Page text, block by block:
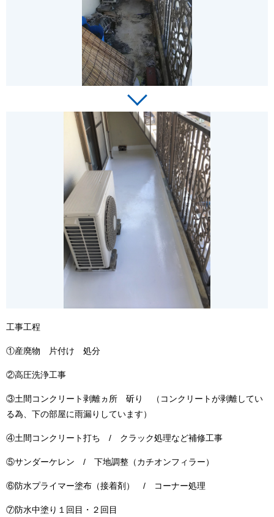
工事工程
①産廃物 片付け 処分
②高圧洗浄工事
③土間コンクリート剥離ヵ所 斫り （コンクリートが剥離してい
る為、下の部屋に雨漏りしています）
④土間コンクリート打ち / クラック処理など補修工事
⑤サンダーケレン / 下地調整（カチオンフィラー）
⑥防水プライマー塗布（接着剤） / コーナー処理
⑦防水中塗り１回目・２回目